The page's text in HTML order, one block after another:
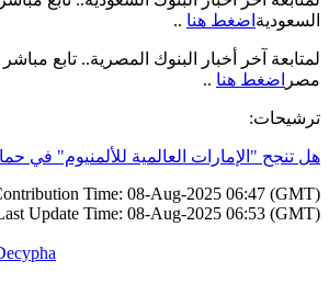
السعودية
.. اضغط هنا
لمتابعة آخر أخبار البنوك المصرية.. تابع
مصر
.. اضغط هنا
ترشيحات:
هل تنجح "الإمارات العالمية للألمنيوم" في
Time: 08-Aug-2025 06:47 (GMT)
Update Time: 08-Aug-2025 06:53 (GMT)